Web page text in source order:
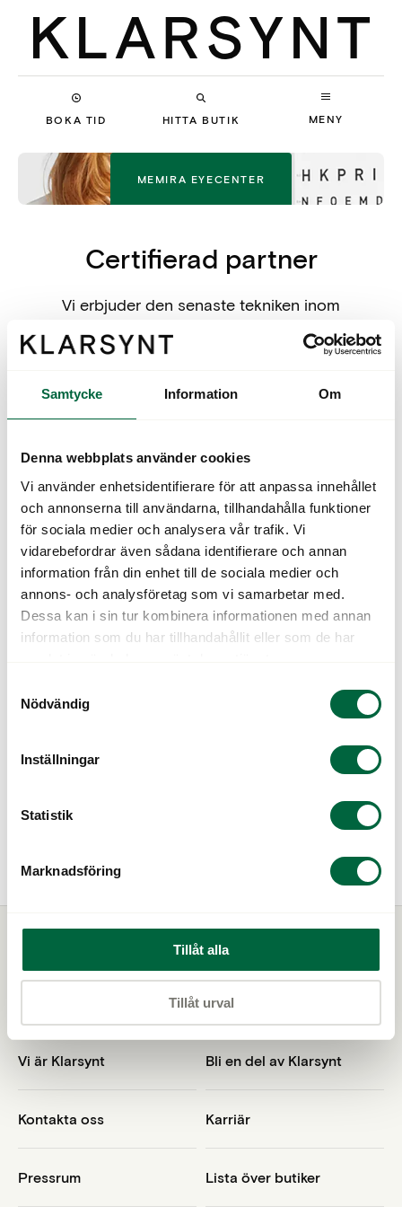
Samtycke Information Om
Denna webbplats använder cookies
Vi använder enhetsidentifierare för att anpassa innehållet
och annonserna till användarna, tillhandahålla funktioner
för sociala medier och analysera vår trafik. Vi
vidarebefordrar även sådana identifierare och annan
information från din enhet till de sociala medier och
annons- och analysföretag som vi samarbetar med.
Dessa kan i sin tur kombinera informationen med annan
information som du har tillhandahållit eller som de har
Nödvändig
Inställningar
Statistik
Marknadsföring
Tillåt alla
Tillåt urval
BOKA TID HITTA BUTIK MENY
MEMIRA EYECENTER
Certifierad partner
Vi erbjuder den senaste tekniken inom
Eyecenter, ledande inom ögonoperationer i
Vi tar reda på om det är möjligt för dig att genomföra
ögonlaser eller linsbyte. Är det medicinskt lämpligt
genomförs operationen efter överenskommelse på vald
klinik och du kommer sedan tillbaka till oss på
efterkontroller. Skulle det inte vara medicinskt lämpligt
för dig att genomgå en operation kan våra erfarna Leg.
Optiker hjälpa dig att hitta rätt kontaktlinser eller
Är du intresserad och vill boka en tid eller har frågor
hänvisar vi till Memiras kundtjänst på 08-517 588 18
eller boka tid via Memiras hemsida.
Till Memira
Vi är Klarsynt Bli en del av Klarsynt
Kontakta oss Karriär
Pressrum Lista över butiker